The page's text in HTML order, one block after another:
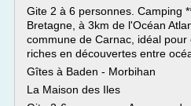
Gite 2 à 6 personnes. Camping
Bretagne, à 3km de l'Océan
commune de Carnac, idéal
riches en découvertes entre
Gîtes à Baden - Morbihan
La Maison des Iles